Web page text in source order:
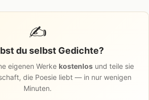
✍️
du selbst Gedichte?
eigenen Werke kostenlos und teile sie
die Poesie liebt — in nur wenigen
Minuten.